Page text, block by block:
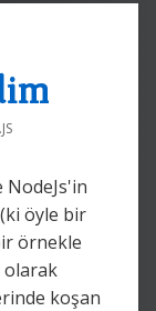
NodeJs'in
öyle bir
örnekle
olarak
koşan